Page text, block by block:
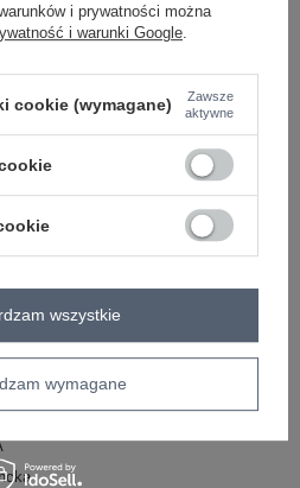
kolory (+2)
Zadaj pytanie
10% wiskoza
30°C
i prywatności można
i warunki Google
cookie (wymagane)
Zawsze
aktywne
wymagane
wszystkie